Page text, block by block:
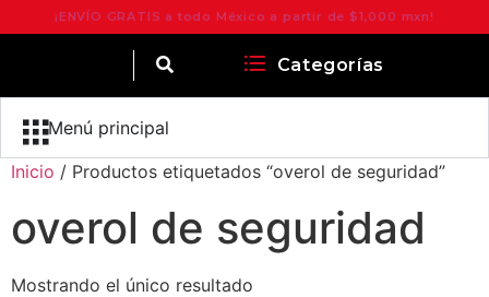
¡ENVÍO GRATIS a todo México a partir de $1,000 mxn!
Categorías
Menú principal
Inicio / Productos etiquetados “overol de seguridad”
overol de seguridad
Mostrando el único resultado